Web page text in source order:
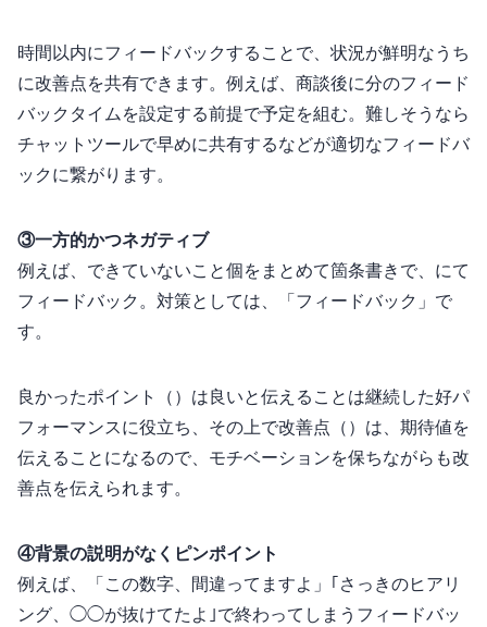
24時間以内にフィードバックすることで、状況が鮮明なうち
に改善点を共有できます。例えば、商談後に15分のフィード
バックタイムを設定する前提で予定を組む。難しそうなら
チャットツールで早めに共有するなどが適切なフィードバ
ックに繋がります。
③一方的かつネガティブ
例えば、できていないこと10個をまとめて箇条書きで、Slackにて
フィードバック。対策としては、「Good&Moreフィードバック」で
す。
良かったポイント（Good）は良いと伝えることは継続した好パ
フォーマンスに役立ち、その上で改善点（More）は、期待値を
伝えることになるので、モチベーションを保ちながらも改
善点を伝えられます。
④背景の説明がなくピンポイント
例えば、「この数字、間違ってますよ」｢さっきのヒアリ
ング、◯◯が抜けてたよ｣で終わってしまうフィードバッ